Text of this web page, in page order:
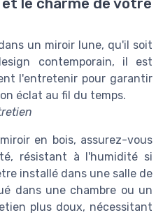
le charme de votre
un miroir lune, qu'il soit
contemporain, il est
l'entretenir pour garantir
éclat au fil du temps.
en bois, assurez-vous
résistant à l'humidité si
installé dans une salle de
dans une chambre ou un
plus doux, nécessitant